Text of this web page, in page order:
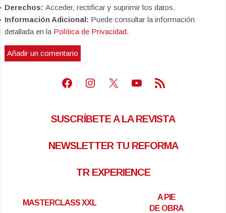
Derechos: Acceder, rectificar y suprimir los datos.
Información Adicional: Puede consultar la información
detallada en la Política de Privacidad.
Facebook
Instagram
X Youtube
Feed RSS
SUSCRÍBETE A LA REVISTA
NEWSLETTER TU REFORMA
TR EXPERIENCE
MASTERCLASS XXL
A PIE
DE OBRA